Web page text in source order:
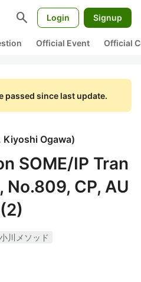
search Login Signup
Official Event Official
passed since last update.
Kiyoshi Ogawa)
SOME/IP Tran
CP, AU
小川メソッド